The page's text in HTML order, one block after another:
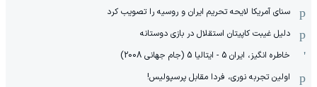
سنای آمریکا لایحه تحریم ایران و روسیه را تصویب کرد
دلیل غیبت کاپیتان استقلال در بازی دوستانه
خاطره انگیز، ایران 5 - ایتالیا 5 (جام جهانی 2008)
اولین تجربه نوری، فردا مقابل پرسپولیس!